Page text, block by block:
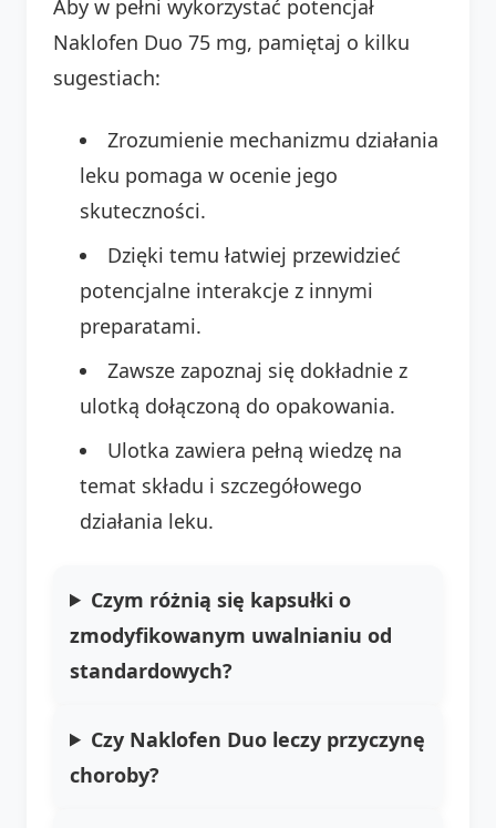
Aby w pełni wykorzystać potencjał
Naklofen Duo 75 mg, pamiętaj o kilku
sugestiach:
Zrozumienie mechanizmu działania
leku pomaga w ocenie jego
skuteczności.
Dzięki temu łatwiej przewidzieć
potencjalne interakcje z innymi
preparatami.
Zawsze zapoznaj się dokładnie z
ulotką dołączoną do opakowania.
Ulotka zawiera pełną wiedzę na
temat składu i szczegółowego
działania leku.
Czym różnią się kapsułki o
zmodyfikowanym uwalnianiu od
standardowych?
Czy Naklofen Duo leczy przyczynę
choroby?